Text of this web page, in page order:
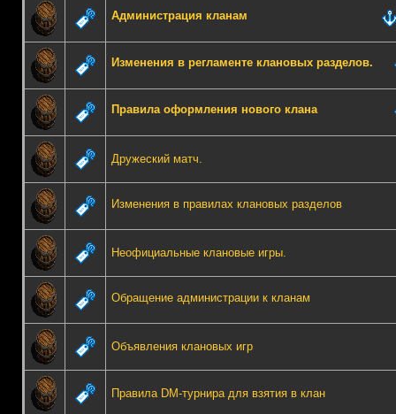
Администрация кланам
Изменения в регламенте клановых разделов.
Правила оформления нового клана
Дружеский матч.
Изменения в правилах клановых разделов
Неофициальные клановые игры.
Обращение администрации к кланам
Объявления клановых игр
Правила DM-турнира для взятия в клан